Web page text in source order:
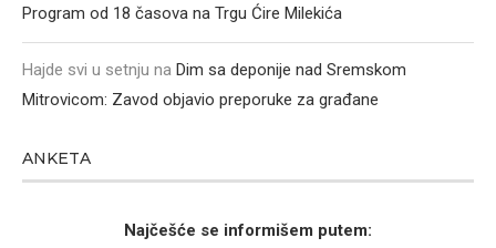
Program od 18 časova na Trgu Ćire Milekića
Hajde svi u setnju na Dim sa deponije nad Sremskom
Mitrovicom: Zavod objavio preporuke za građane
ANKETA
Najčešće se informišem putem: